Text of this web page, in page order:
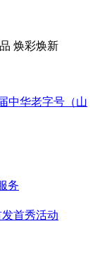
焕彩焕新
务
首秀活动